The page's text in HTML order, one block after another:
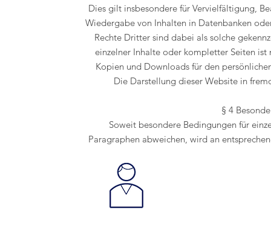
Dies gilt insbesondere für Vervielfältigung,
Wiedergabe von Inhalten in Datenbanken
Rechte Dritter sind dabei als solche
einzelner Inhalte oder kompletter Seiten
Kopien und Downloads für den
Die Darstellung dieser Website in
§ 4
Soweit besondere Bedingungen für
Paragraphen abweichen, wird an